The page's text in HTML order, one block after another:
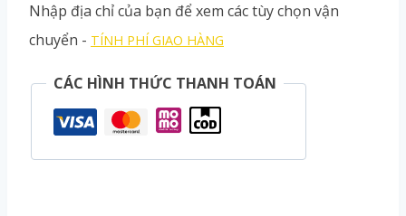
Nhập địa chỉ của bạn để xem các tùy chọn vận
chuyển - TÍNH PHÍ GIAO HÀNG
CÁC HÌNH THỨC THANH TOÁN